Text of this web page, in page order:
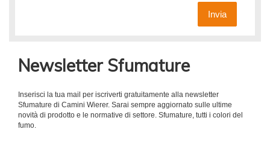
Invia
Newsletter Sfumature
Inserisci la tua mail per iscriverti gratuitamente alla newsletter
Sfumature di Camini Wierer. Sarai sempre aggiornato sulle ultime
novità di prodotto e le normative di settore. Sfumature, tutti i colori del
fumo.